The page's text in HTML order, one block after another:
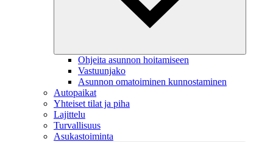
Ohjeita asunnon hoitamiseen
Vastuunjako
Asunnon omatoiminen kunnostaminen
Autopaikat
Yhteiset tilat ja piha
Lajittelu
Turvallisuus
Asukastoiminta